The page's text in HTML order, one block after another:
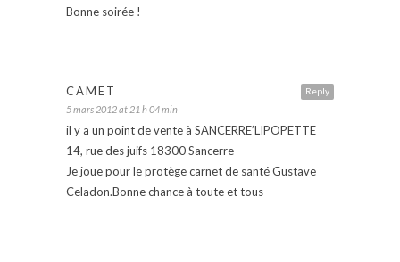
Bonne soirée !
Reply
CAMET
5 mars 2012 at 21 h 04 min
il y a un point de vente à SANCERRE’LIPOPETTE
14, rue des juifs 18300 Sancerre
Je joue pour le protège carnet de santé Gustave
Celadon.Bonne chance à toute et tous